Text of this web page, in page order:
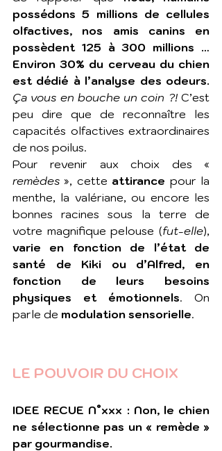
possédons 5 millions de cellules
olfactives, nos amis canins en
possèdent 125 à 300 millions …
Environ 30% du cerveau du chien
est dédié à l’analyse des odeurs.
Ça vous en bouche un coin ?! C’est
peu dire que de reconnaître les
capacités olfactives extraordinaires
de nos poilus.
Pour revenir aux choix des «
remèdes », cette attirance pour la
menthe, la valériane, ou encore les
bonnes racines sous la terre de
votre magnifique pelouse (fut-elle
varie en fonction de l’état de
santé de Kiki ou d’Alfred, en
fonction de leurs besoins
physiques et émotionnels. On
parle de modulation sensorielle.
LE POUVOIR DU CHOIX
IDEE RECUE N°xxx : Non, le chien
ne sélectionne pas un « remède »
par gourmandise.